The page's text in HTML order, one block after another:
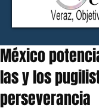
México
las y los
perseverancia